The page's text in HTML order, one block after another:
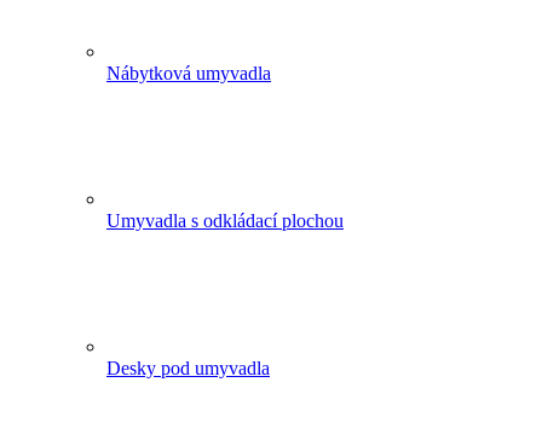
Nábytková umyvadla
Umyvadla s odkládací plochou
Desky pod umyvadla